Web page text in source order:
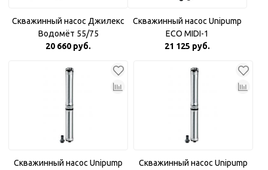
Скважинный насос Джилекс
Водомёт 55/75
20 660 руб.
Скважинный насос Unipump
ECO MIDI-1
21 125 руб.
Скважинный насос Unipump
Скважинный насос Unipump